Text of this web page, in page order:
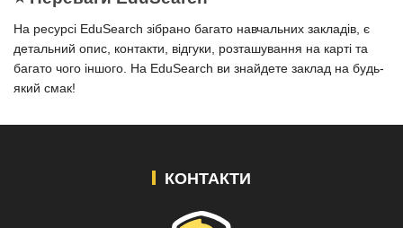
На ресурсі EduSearch зібрано багато навчальних закладів, є
детальний опис, контакти, відгуки, розташування на карті та
багато чого іншого. На EduSearch ви знайдете заклад на будь-
який смак!
КОНТАКТИ